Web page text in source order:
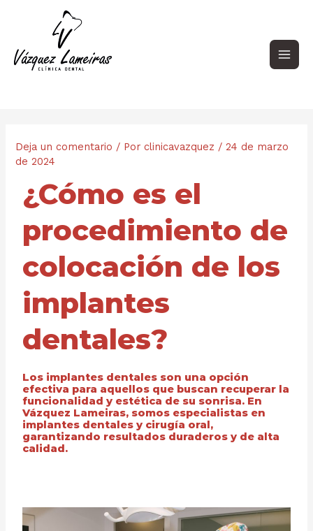
Deja un comentario / Porclinicavazquez /24 de marzo
de 2024
¿Cómo es el
procedimiento de
colocación de los
implantes
dentales?
Los implantes dentales son una opción
efectiva para aquellos que buscan recuperar la
funcionalidad y estética de su sonrisa. En
Vázquez Lameiras, somos especialistas en
implantes dentales y cirugía oral,
garantizando resultados duraderos y de alta
calidad.